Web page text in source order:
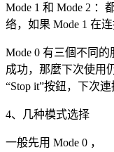
Mode 1 和 Mode 2 ：
络，如果 Mode 1 在
Mode 0 有三個不同
成功，那麼下次使用
“Stop it”按鈕，下次
4、几种模式选择
一般先用 Mode 0 ，